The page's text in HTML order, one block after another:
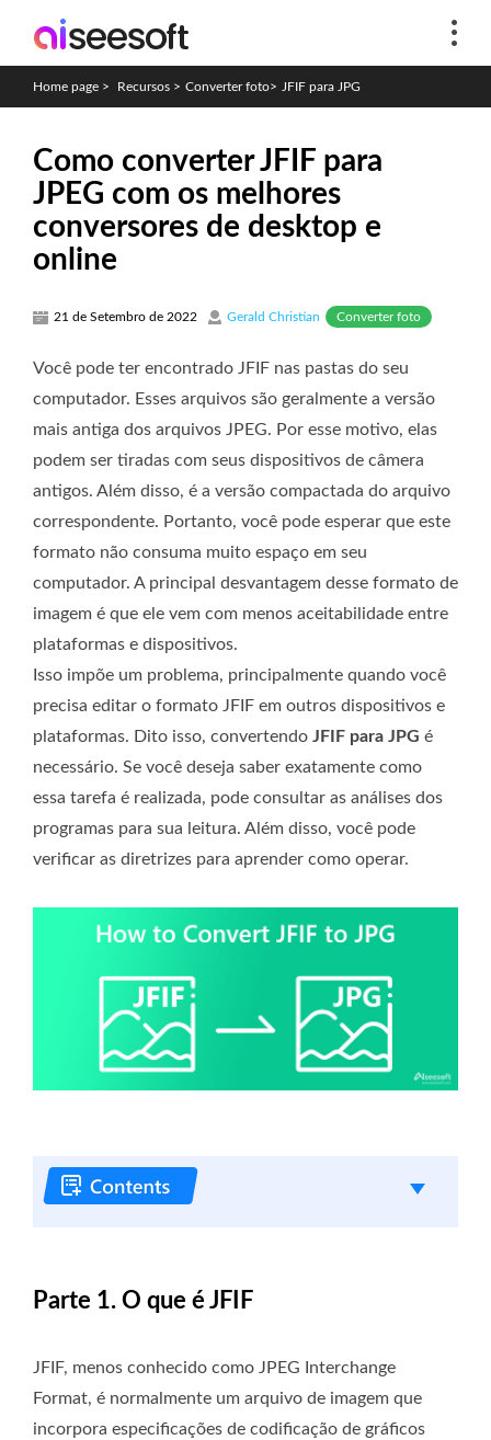
Home page > Recursos > Converter foto> JFIF para JPG
Como converter JFIF para
JPEG com os melhores
conversores de desktop e
online
21 de Setembro de 2022 Gerald Christian Converter foto
Você pode ter encontrado JFIF nas pastas do seu
computador. Esses arquivos são geralmente a versão
mais antiga dos arquivos JPEG. Por esse motivo, elas
podem ser tiradas com seus dispositivos de câmera
antigos. Além disso, é a versão compactada do arquivo
correspondente. Portanto, você pode esperar que este
formato não consuma muito espaço em seu
computador. A principal desvantagem desse formato de
imagem é que ele vem com menos aceitabilidade entre
plataformas e dispositivos.
Isso impõe um problema, principalmente quando você
precisa editar o formato JFIF em outros dispositivos e
plataformas. Dito isso, convertendo JFIF para JPG é
necessário. Se você deseja saber exatamente como
essa tarefa é realizada, pode consultar as análises dos
programas para sua leitura. Além disso, você pode
verificar as diretrizes para aprender como operar.
Parte 1. O que é JFIF
JFIF, menos conhecido como JPEG Interchange
Format, é normalmente um arquivo de imagem que
incorpora especificações de codificação de gráficos